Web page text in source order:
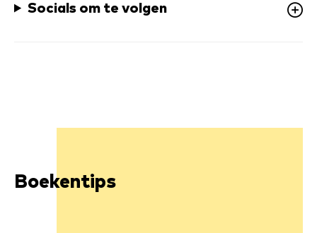
Socials om te volgen
Boekentips